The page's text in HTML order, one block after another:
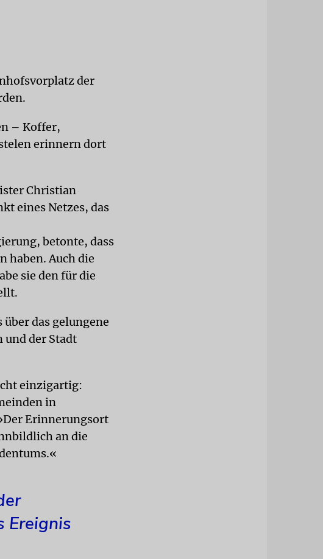
der
– Koffer,
erinnern dort
Christian
eines Netzes, das
betonte, dass
haben. Auch die
sie den für die
das gelungene
und der Stadt
einzigartig:
in
Erinnerungsort
an die
Ereignis